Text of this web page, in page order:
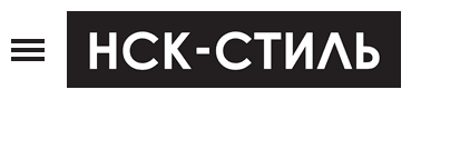
to
navigation